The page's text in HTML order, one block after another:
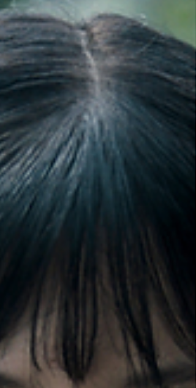
Antworten